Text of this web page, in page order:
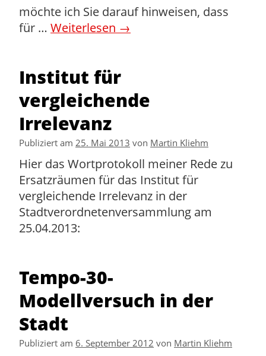
möchte ich Sie darauf hinweisen, dass
für … Weiterlesen →
Institut für
vergleichende
Irrelevanz
Publiziert am 25. Mai 2013 von Martin Kliehm
Hier das Wortprotokoll meiner Rede zu
Ersatzräumen für das Institut für
vergleichende Irrelevanz in der
Stadtverordnetenversammlung am
25.04.2013:
Tempo-30-
Modellversuch in der
Stadt
Publiziert am 6. September 2012 von Martin Kliehm